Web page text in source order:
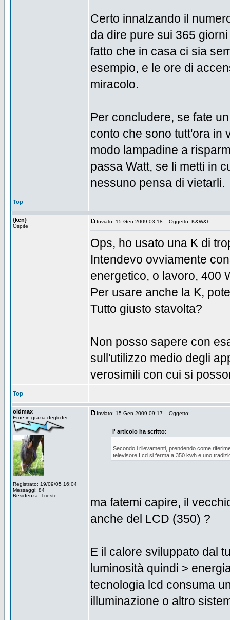
Certo innalzando il
da dire pure sui 365
fatto che in casa ci sia
esempio, e le ore di
miracolo.
Per concludere, se fate
conto che sono tutt'ora in
modo lampadine a
passa Watt, se li metti in
nessuno pensa di vietarli.
Top
{ken}
Ospite
Inviato: 15 Gen 2009 03:18 Oggetto: K&W&h
Ops, ho usato una K di
Intendevo ovviamente
energetico, o lavoro, 400
Per usare anche la K,
Tutto giusto stavolta?
Non posso sapere con
sull'utilizzo medio degli
verosimili con cui si
Top
oldmax
Eroe in grazia degli dei
Registrato: 19/09/05 16:04
Messaggi: 84
Residenza: Trieste
Inviato: 15 Gen 2009 09:17 Oggetto:
l' articolo ha scritto:
Secondo i rilevamenti, prendendo come
televisore Lcd si ferma a 350 kwh e uno
ma fatemi capire, il
anche del LCD (350) ?
E il calore sviluppato dal
luminosità quindi >
tecnologia lcd consuma
illuminazione o altro